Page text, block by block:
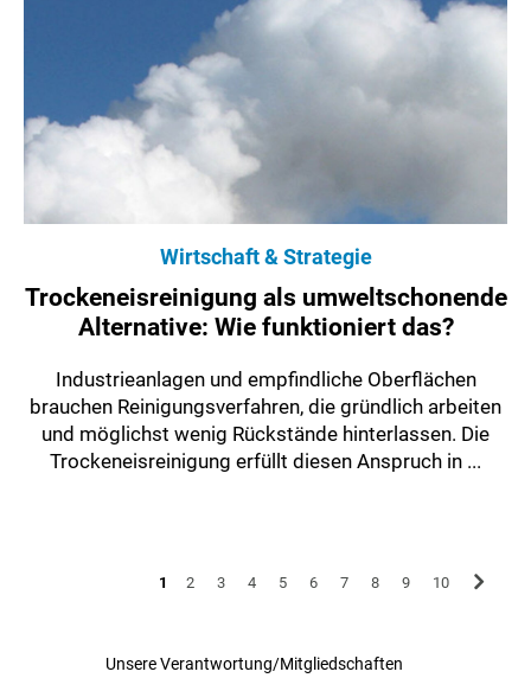
Wirtschaft & Strategie
Trockeneisreinigung als umweltschonende
Alternative: Wie funktioniert das?
Industrieanlagen und empfindliche Oberflächen
brauchen Reinigungsverfahren, die gründlich arbeiten
und möglichst wenig Rückstände hinterlassen. Die
Trockeneisreinigung erfüllt diesen Anspruch in ...
1 2 3 4 5 6 7 8 9 10
Unsere Verantwortung/Mitgliedschaften